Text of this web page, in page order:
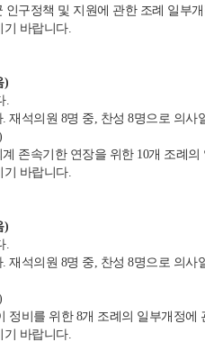
인구정책 및 지원에 관한 조례 일부
기 바랍니다.
)
.
재석의원 8명 중, 찬성 8명으로 의
존속기한 연장을 위한 10개 조례
기 바랍니다.
)
.
재석의원 8명 중, 찬성 8명으로 의
정비를 위한 8개 조례의 일부개정
기 바랍니다.